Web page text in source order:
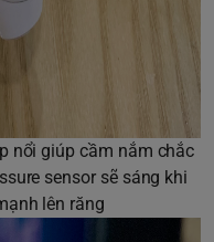
nổi giúp cầm nắm chắc
sensor sẽ sáng khi
lên răng